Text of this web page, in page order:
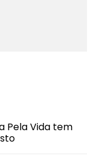
Pela Vida tem